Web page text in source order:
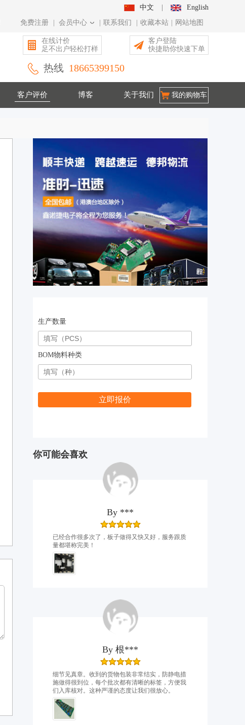
中文
English
免费注册 会员中心 联系我们 收藏本站 网站地图
客户登陆
快捷助你快速下单
在线计价
足不出户轻松打样
热线 18665399150
客户评价 博客 关于我们 我的购物车
生产数量
BOM物料种类
立即报价
你可能会喜欢
By ***
已经合作很多次了，板子做得又快又好，服务跟质
量都堪称完美！
By 根***
细节见真章。收到的货物包装非常结实，防静电措
施做得很到位，每个批次都有清晰的标签，方便我
们入库核对。这种严谨的态度让我们很放心。